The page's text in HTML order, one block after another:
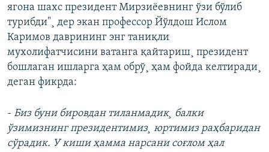
ягона шахс президент Мирзиëевнинг ўзи бўлиб
турибди"¸ дер экан профессор Йўлдош Ислом
Каримов даврининг энг таниқли
мухолифатчисини ватанга қайтариш¸ президент
бошлаган ишларга ҳам обрў¸ ҳам фойда келтиради¸
деган фикрда:
- Биз буни бировдан тиланмадик¸ балки
ўзимизнинг президентимиз¸ юртимиз раҳбаридан
сўрадик. У киши ҳамма нарсани соғлом ҳал